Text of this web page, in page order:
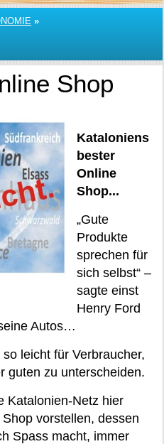
»
Shop
Kataloniens
bester
Online
Shop...
„Gute
Produkte
sprechen für
sich selbst“ –
sagte einst
Henry Ford
Autos…
leicht für Verbraucher,
guten zu unterscheiden.
Katalonien-Netz hier
vorstellen, dessen
Spass macht, immer